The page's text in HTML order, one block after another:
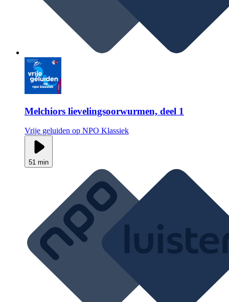
Melchiors lievelingsoorwurmen, deel 1
Vrije geluiden op NPO Klassiek
51 min